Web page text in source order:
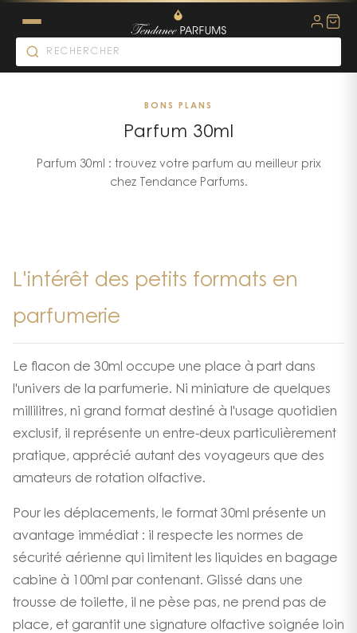
BONS PLANS
Parfum 30ml
Parfum 30ml : trouvez votre parfum au meilleur prix
chez Tendance Parfums.
L'intérêt des petits formats en
parfumerie
Le flacon de 30ml occupe une place à part dans
l'univers de la parfumerie. Ni miniature de quelques
millilitres, ni grand format destiné à l'usage quotidien
exclusif, il représente un entre-deux particulièrement
pratique, apprécié autant des voyageurs que des
amateurs de rotation olfactive.
Pour les déplacements, le format 30ml présente un
avantage immédiat : il respecte les normes de
sécurité aérienne qui limitent les liquides en bagage
cabine à 100ml par contenant. Glissé dans une
trousse de toilette, il ne pèse pas, ne prend pas de
place, et garantit une signature olfactive soignée loin